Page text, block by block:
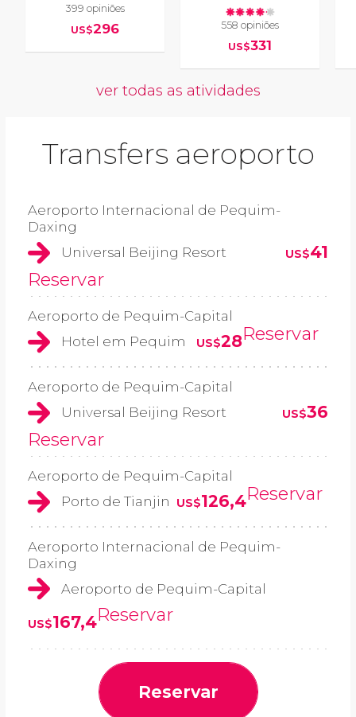
399 opiniões
US$296
558 opiniões
US$331
ver todas as atividades
Transfers aeroporto
Aeroporto Internacional de Pequim-
Daxing
Universal Beijing Resort
US$41
Reservar
Aeroporto de Pequim-Capital
Hotel em Pequim
US$28Reservar
Aeroporto de Pequim-Capital
Universal Beijing Resort
US$36
Reservar
Aeroporto de Pequim-Capital
Porto de Tianjin
US$126,4Reservar
Aeroporto Internacional de Pequim-
Daxing
Aeroporto de Pequim-Capital
US$167,4Reservar
Reservar